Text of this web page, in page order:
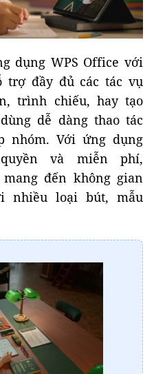
dụng WPS Office với
trợ đầy đủ các tác vụ
trình chiếu, hay tạo
dễ dàng thao tác
nhóm. Với ứng dụng
và miễn phí,
mang đến không gian
nhiều loại bút, mẫu